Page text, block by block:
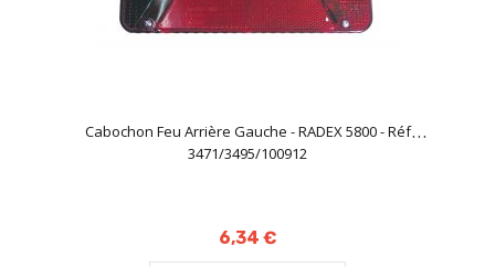
Cabochon Feu Arrière Gauche - RADEX 5800 - Réf
3471/3495/100912
6,34 €